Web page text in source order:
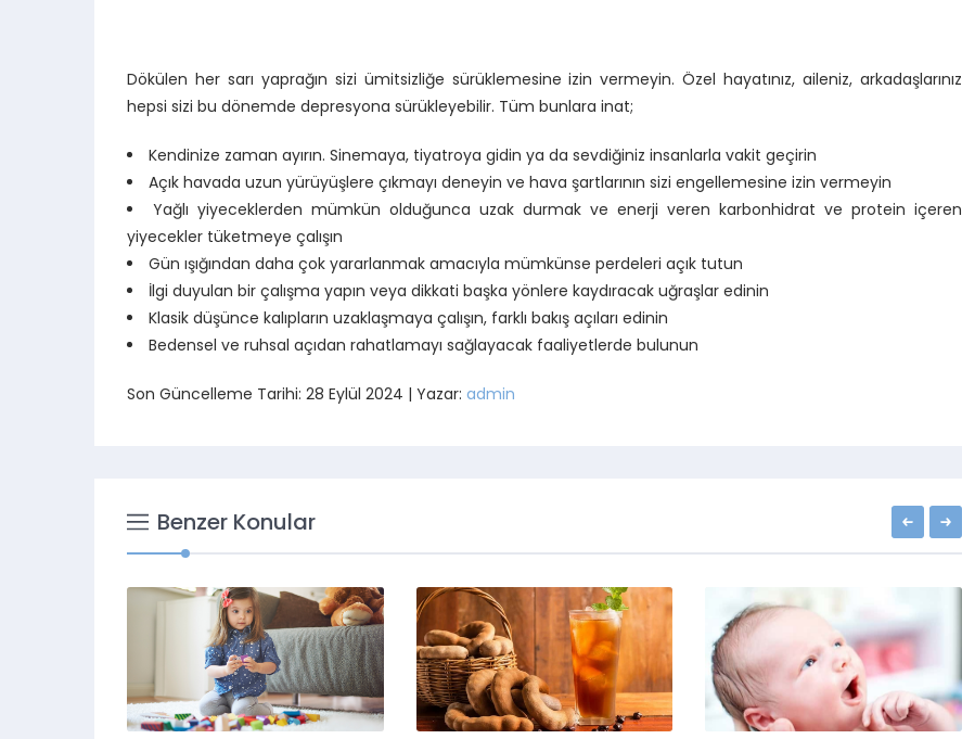
Dökülen her sarı yaprağın sizi ümitsizliğe sürüklemesine izin vermeyin. Özel hayatınız, aileniz, arkadaşlarınız
hepsi sizi bu dönemde depresyona sürükleyebilir. Tüm bunlara inat;
Kendinize zaman ayırın. Sinemaya, tiyatroya gidin ya da sevdiğiniz insanlarla vakit geçirin
Açık havada uzun yürüyüşlere çıkmayı deneyin ve hava şartlarının sizi engellemesine izin vermeyin
Yağlı yiyeceklerden mümkün olduğunca uzak durmak ve enerji veren karbonhidrat ve protein içeren
yiyecekler tüketmeye çalışın
Gün ışığından daha çok yararlanmak amacıyla mümkünse perdeleri açık tutun
İlgi duyulan bir çalışma yapın veya dikkati başka yönlere kaydıracak uğraşlar edinin
Klasik düşünce kalıpların uzaklaşmaya çalışın, farklı bakış açıları edinin
Bedensel ve ruhsal açıdan rahatlamayı sağlayacak faaliyetlerde bulunun
Son Güncelleme Tarihi: 28 Eylül 2024 | Yazar: admin
Benzer Konular